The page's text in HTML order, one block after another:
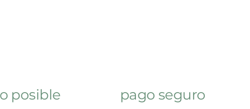
pago seguro
posible